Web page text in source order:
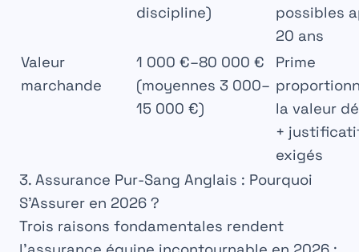
discipline)
possibles
20 ans
Valeur
marchande
1 000 €–80 000 €
(moyennes 3 000–
15 000 €)
Prime
la valeur
+
exigés
3. Assurance Pur-Sang Anglais : Pourquoi
S’Assurer en 2026 ?
Trois raisons fondamentales rendent